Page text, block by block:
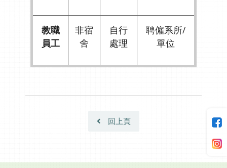
教職
員工
非宿
舍
自行
處理
聘僱系所/
單位
回上頁